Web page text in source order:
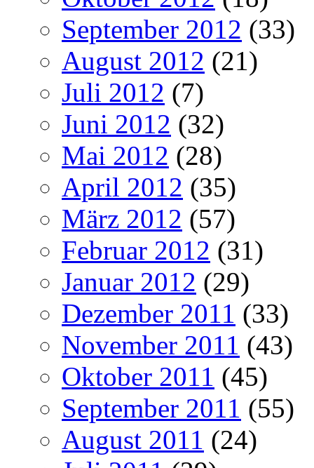
September 2012 (33)
August 2012 (21)
Juli 2012 (7)
Juni 2012 (32)
Mai 2012 (28)
April 2012 (35)
März 2012 (57)
Februar 2012 (31)
Januar 2012 (29)
Dezember 2011 (33)
November 2011 (43)
Oktober 2011 (45)
September 2011 (55)
August 2011 (24)